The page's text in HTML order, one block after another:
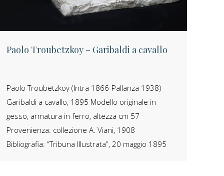
Paolo Troubetzkoy – Garibaldi a cavallo
Paolo Troubetzkoy (Intra 1866-Pallanza 1938)
Garibaldi a cavallo, 1895 Modello originale in
gesso, armatura in ferro, altezza cm 57
Provenienza: collezione A. Viani, 1908
Bibliografia: “Tribuna Illustrata”, 20 maggio 1895